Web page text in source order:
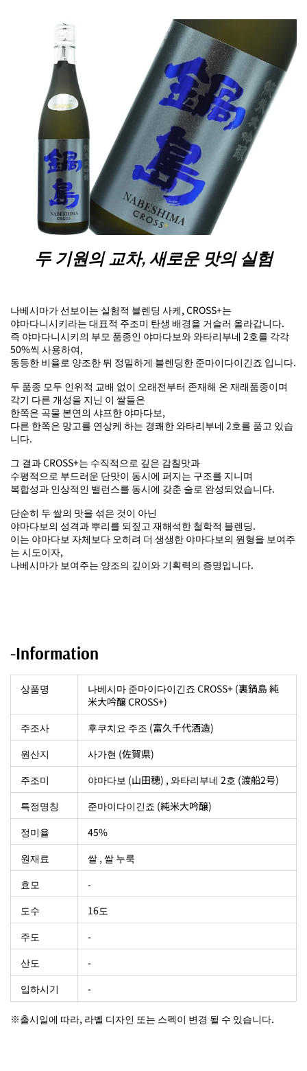
두 기원의 교차, 새로운 맛의 실험
나베시마가 선보이는 실험적 블렌딩 사케, CROSS+는
야마다니시키라는 대표적 주조미 탄생 배경을 거슬러 올라갑니다.
즉 야마다니시키의 부모 품종인 야마다보와 와타리부네 2호를 각각
50%씩 사용하여,
동등한 비율로 양조한 뒤 정밀하게 블렌딩한 준마이다이긴죠 입니다.
두 품종 모두 인위적 교배 없이 오래전부터 존재해 온 재래품종이며
각기 다른 개성을 지닌 이 쌀들은
한쪽은 곡물 본연의 샤프한 야마다보,
다른 한쪽은 망고를 연상케 하는 경쾌한 와타리부네 2호를 품고 있습
니다.
그 결과 CROSS+는 수직적으로 깊은 감칠맛과
수평적으로 부드러운 단맛이 동시에 퍼지는 구조를 지니며
복합성과 인상적인 밸런스를 동시에 갖춘 술로 완성되었습니다.
단순히 두 쌀의 맛을 섞은 것이 아닌
야마다보의 성격과 뿌리를 되짚고 재해석한 철학적 블렌딩.
이는 야마다보 자체보다 오히려 더 생생한 야마다보의 원형을 보여주
는 시도이자,
나베시마가 보여주는 양조의 깊이와 기획력의 증명입니다.
-Information
상품명
나베시마 준마이다이긴죠 CROSS+ (裏鍋島 純
米大吟醸 CROSS+)
주조사
후쿠치요 주조 (富久千代酒造)
원산지
사가현 (佐賀県)
주조미
야마다보 (山田穂) , 와타리부네 2호 (渡船2号)
특정명칭
준마이다이긴죠 (純米大吟醸)
정미율
45%
원재료
쌀 , 쌀 누룩
효모
-
도수
16도
주도
-
산도
-
입하시기
-
※출시일에 따라, 라벨 디자인 또는 스펙이 변경 될 수 있습니다.